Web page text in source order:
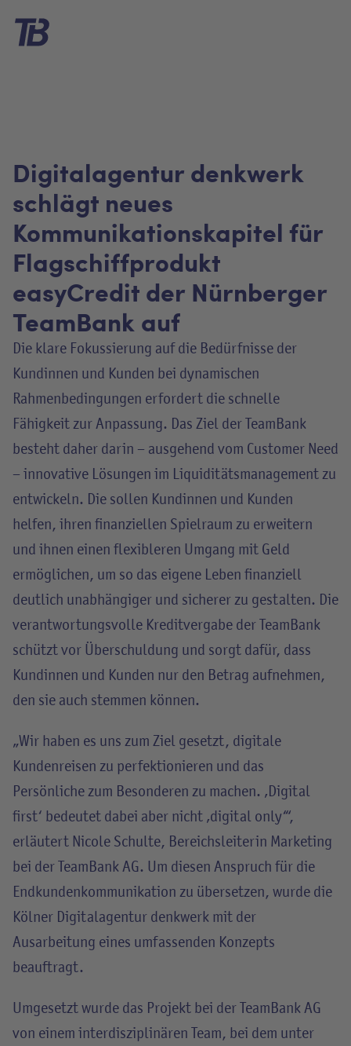
Digitalagentur denkwerk
schlägt neues
Kommunikationskapitel für
Flagschiffprodukt
easyCredit der Nürnberger
TeamBank auf
Die klare Fokussierung auf die Bedürfnisse der
Kundinnen und Kunden bei dynamischen
Rahmenbedingungen erfordert die schnelle
Fähigkeit zur Anpassung. Das Ziel der TeamBank
besteht daher darin – ausgehend vom Customer Need
– innovative Lösungen im Liquiditätsmanagement zu
entwickeln. Die sollen Kundinnen und Kunden
helfen, ihren finanziellen Spielraum zu erweitern
und ihnen einen flexibleren Umgang mit Geld
ermöglichen, um so das eigene Leben finanziell
deutlich unabhängiger und sicherer zu gestalten. Die
verantwortungsvolle Kreditvergabe der TeamBank
schützt vor Überschuldung und sorgt dafür, dass
Kundinnen und Kunden nur den Betrag aufnehmen,
den sie auch stemmen können.
„Wir haben es uns zum Ziel gesetzt, digitale
Kundenreisen zu perfektionieren und das
Persönliche zum Besonderen zu machen. ‚Digital
first‘ bedeutet dabei aber nicht ‚digital only‘“,
erläutert Nicole Schulte, Bereichsleiterin Marketing
bei der TeamBank AG. Um diesen Anspruch für die
Endkundenkommunikation zu übersetzen, wurde die
Kölner Digitalagentur denkwerk mit der
Ausarbeitung eines umfassenden Konzepts
beauftragt.
Umgesetzt wurde das Projekt bei der TeamBank AG
von einem interdisziplinären Team, bei dem unter